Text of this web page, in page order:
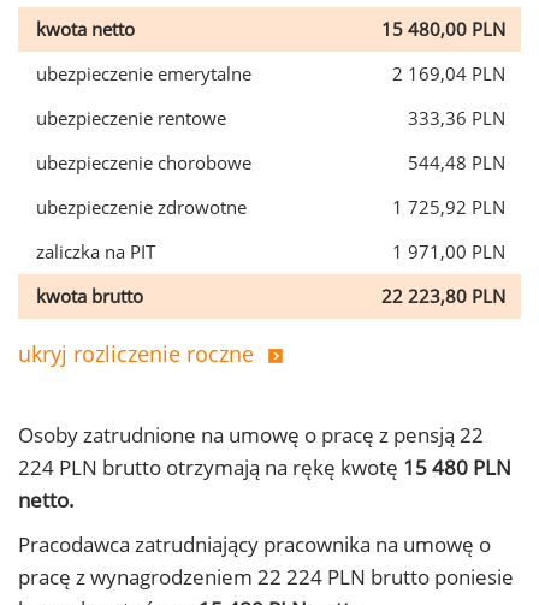
kwota netto
15 480,00 PLN
ubezpieczenie emerytalne
2 169,04 PLN
ubezpieczenie rentowe
333,36 PLN
ubezpieczenie chorobowe
544,48 PLN
ubezpieczenie zdrowotne
1 725,92 PLN
zaliczka na PIT
1 971,00 PLN
kwota brutto
22 223,80 PLN
ukryj rozliczenie roczne
Osoby zatrudnione na umowę o pracę z pensją 22
224 PLN brutto otrzymają na rękę kwotę 15 480 PLN
netto.
Pracodawca zatrudniający pracownika na umowę o
pracę z wynagrodzeniem 22 224 PLN brutto poniesie